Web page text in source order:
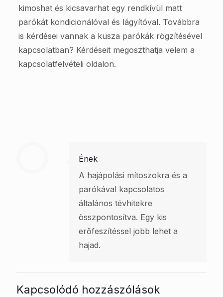
kimoshat és kicsavarhat egy rendkívül matt
parókát kondicionálóval és lágyítóval. Továbbra
is kérdései vannak a kusza parókák rögzítésével
kapcsolatban? Kérdéseit megoszthatja velem a
kapcsolatfelvételi oldalon.
Ének
A hajápolási mítoszokra és a
parókával kapcsolatos
általános tévhitekre
összpontosítva. Egy kis
erőfeszítéssel jobb lehet a
hajad.
Kapcsolódó hozzászólások